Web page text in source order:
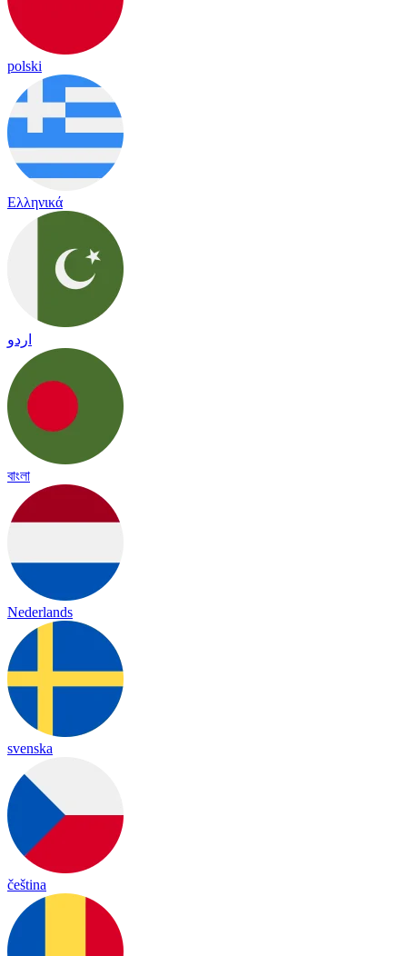
polski
Ελληνικά
اردو
বাংলা
Nederlands
svenska
čeština